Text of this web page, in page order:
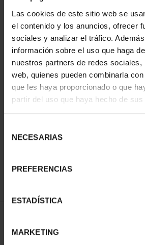
Las cookies de este sitio web se
el contenido y los anuncios, ofrecer
sociales y analizar el tráfico.
información sobre el uso que haga
nuestros partners de redes sociales,
web, quienes pueden combinarla
que les haya proporcionado o que
partir del uso que haya hecho de
NECESARIAS
PREFERENCIAS
ESTADÍSTICA
MARKETING
CAPITALES DE
PROVINCIA COLECCION
3.796,00 €